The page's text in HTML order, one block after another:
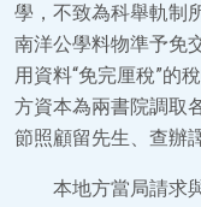
學，不致為科舉軌制
南洋公學料物準予免
用資料“免完厘稅”的
方資本為兩書院調取
節照顧留先生、查辦
本地方當局請求